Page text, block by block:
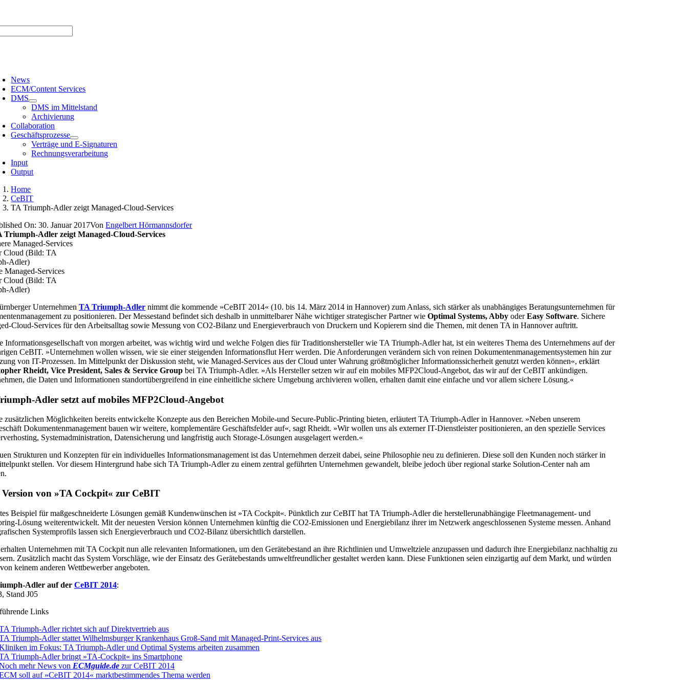
News
ECM/Content Services
DMS
DMS im Mittelstand
Archivierung
Collaboration
Geschäftsprozesse
Verträge und E-Signaturen
Rechnungsverarbeitung
Input
Output
Home
CeBIT
TA Triumph-Adler zeigt Managed-Cloud-Services
On: 30. Januar 2017VonEngelbert Hörmannsdorfer
Triumph-Adler zeigt Managed-Cloud-Services
Managed-Services
Cloud (Bild: TA
Adler)
UnternehmenTA Triumph-Adler nimmt die kommende »CeBIT 2014« (10. bis 14. März 2014 in Hannover) zum Anlass, sich stärker als unabhängiges Beratungsunternehmen für
zu positionieren. Der Messestand befindet sich deshalb in unmittelbarer Nähe wichtiger strategischer Partner wieOptimal Systems, Abby oderEasy Software. Sichere
Cloud-Services für den Arbeitsalltag sowie Messung von CO2-Bilanz und Energieverbrauch von Druckern und Kopierern sind die Themen, mit denen TA in Hannover auftritt.
Informationsgesellschaft von morgen arbeitet, was wichtig wird und welche Folgen dies für Traditionshersteller wie TA Triumph-Adler hat, ist ein weiteres Thema des Unternehmens auf der
CeBIT. »Unternehmen wollen wissen, wie sie einer steigenden Informationsflut Herr werden. Die Anforderungen verändern sich von reinen Dokumentenmanagementsystemen hin zur
von IT-Prozessen. Im Mittelpunkt der Diskussion steht, wie Managed-Services aus der Cloud unter Wahrung größtmöglicher Informationssicherheit genutzt werden können«, erklärt
Rheidt, Vice President, Sales & Service Group bei TA Triumph-Adler. »Als Hersteller setzen wir auf ein mobiles MFP2Cloud-Angebot, das wir auf der CeBIT ankündigen.
die Daten und Informationen standortübergreifend in eine einheitliche sichere Umgebung archivieren wollen, erhalten damit eine einfache und vor allem sichere Lösung.«
Adler setzt auf mobiles MFP2Cloud-Angebot
zusätzlichen Möglichkeiten bereits entwickelte Konzepte aus den Bereichen Mobile-und Secure-Public-Printing bieten, erläutert TA Triumph-Adler in Hannover. »Neben unserem
Dokumentenmanagement bauen wir weitere, komplementäre Geschäftsfelder auf«, sagt Rheidt. »Wir wollen uns als externer IT-Dienstleister positionieren, an den spezielle Services
Systemadministration, Datensicherung und langfristig auch Storage-Lösungen ausgelagert werden.«
Strukturen und Konzepten für ein individuelles Informationsmanagement ist das Unternehmen derzeit dabei, seine Philosophie neu zu definieren. Diese soll den Kunden noch stärker in
stellen. Vor diesem Hintergrund habe sich TA Triumph-Adler zu einem zentral geführten Unternehmen gewandelt, bleibe jedoch über regional starke Solution-Center nah am
Version von »TA Cockpit« zur CeBIT
Beispiel für maßgeschneiderte Lösungen gemäß Kundenwünschen ist »TA Cockpit«. Pünktlich zur CeBIT hat TA Triumph-Adler die herstellerunabhängige Fleetmanagement- und
Lösung weiterentwickelt. Mit der neuesten Version können Unternehmen künftig die CO2-Emissionen und Energiebilanz ihrer im Netzwerk angeschlossenen Systeme messen. Anhand
Systemprofils lassen sich Energieverbrauch und CO2-Bilanz übersichtlich darstellen.
Unternehmen mit TA Cockpit nun alle relevanten Informationen, um den Gerätebestand an ihre Richtlinien und Umweltziele anzupassen und dadurch ihre Energiebilanz nachhaltig zu
Zusätzlich macht das System Vorschläge, wie der Einsatz des Gerätebestands umweltfreundlicher gestaltet werden kann. Diese Funktionen seien einzigartig auf dem Markt, und würden
keinem anderen Wettbewerber angeboten.
Adler auf derCeBIT 2014:
Stand J05
Links
Triumph-Adler richtet sich auf Direktvertrieb aus
Triumph-Adler stattet Wilhelmsburger Krankenhaus Groß-Sand mit Managed-Print-Services aus
im Fokus: TA Triumph-Adler und Optimal Systems arbeiten zusammen
Triumph-Adler bringt »TA-Cockpit« ins Smartphone
mehr News von ECMguide.de zur CeBIT 2014
soll auf »CeBIT 2014« marktbestimmendes Thema werden